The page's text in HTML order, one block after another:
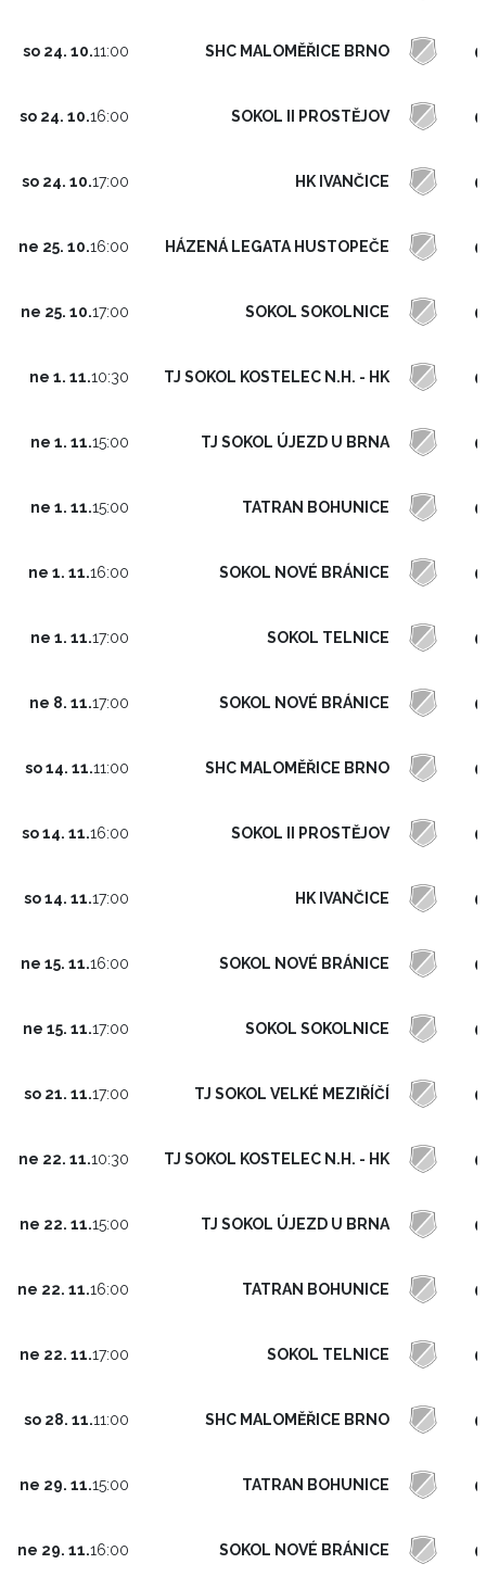
so 24. 10.11:00 SHC MALOMĚŘICE BRNO
so 24. 10.16:00 SOKOL II PROSTĚJOV
so 24. 10.17:00 HK IVANČICE
ne 25. 10.16:00 HÁZENÁ LEGATA HUSTOPEČE
ne 25. 10.17:00 SOKOL SOKOLNICE
ne 1. 11.10:30 TJ SOKOL KOSTELEC N.H. - HK
ne 1. 11.15:00 TJ SOKOL ÚJEZD U BRNA
ne 1. 11.15:00 TATRAN BOHUNICE
ne 1. 11.16:00 SOKOL NOVÉ BRÁNICE
ne 1. 11.17:00 SOKOL TELNICE
ne 8. 11.17:00 SOKOL NOVÉ BRÁNICE
so 14. 11.11:00 SHC MALOMĚŘICE BRNO
so 14. 11.16:00 SOKOL II PROSTĚJOV
so 14. 11.17:00 HK IVANČICE
ne 15. 11.16:00 SOKOL NOVÉ BRÁNICE
ne 15. 11.17:00 SOKOL SOKOLNICE
so 21. 11.17:00 TJ SOKOL VELKÉ MEZIŘÍČÍ
ne 22. 11.10:30 TJ SOKOL KOSTELEC N.H. - HK
ne 22. 11.15:00 TJ SOKOL ÚJEZD U BRNA
ne 22. 11.16:00 TATRAN BOHUNICE
ne 22. 11.17:00 SOKOL TELNICE
so 28. 11.11:00 SHC MALOMĚŘICE BRNO
ne 29. 11.15:00 TATRAN BOHUNICE
ne 29. 11.16:00 SOKOL NOVÉ BRÁNICE